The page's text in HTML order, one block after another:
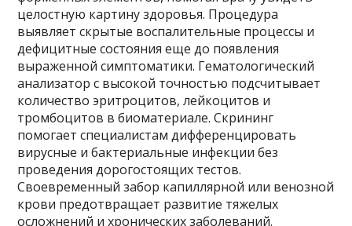
целостную картину здоровья. Процедура
выявляет скрытые воспалительные процессы и
дефицитные состояния еще до появления
выраженной симптоматики. Гематологический
анализатор с высокой точностью подсчитывает
количество эритроцитов, лейкоцитов и
тромбоцитов в биоматериале. Скрининг
помогает специалистам дифференцировать
вирусные и бактериальные инфекции без
проведения дорогостоящих тестов.
Своевременный забор капиллярной или венозной
крови предотвращает развитие тяжелых
осложнений и хронических заболеваний.